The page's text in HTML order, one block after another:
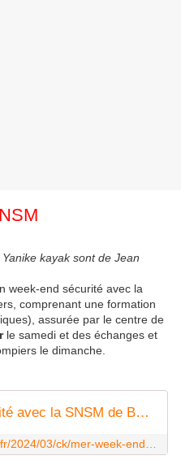
kayak sont de Jean
week-end sécurité avec la
comprenant une formation
assurée par le centre de
le samedi et des échanges et
le dimanche.
CK/mer : week-end sécurité avec la SNSM de Beg-Meil et les pompiers - Randonnées kayak : les balades de Yanike